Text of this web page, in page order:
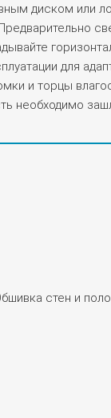
диском
для
и торцы
необходимо
стен и